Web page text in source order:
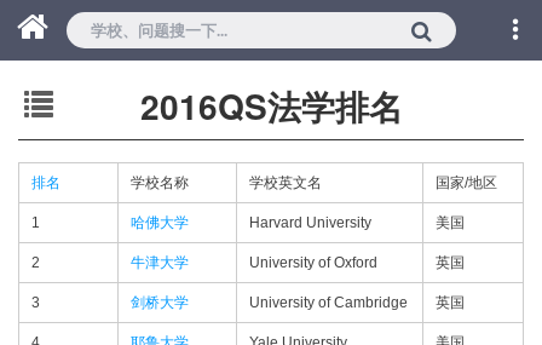
2016QS法学排名
排名 学校名称 学校英文名 国家/地区
1 哈佛大学 Harvard University 美国
2 牛津大学 University of Oxford 英国
3 剑桥大学 University of Cambridge 英国